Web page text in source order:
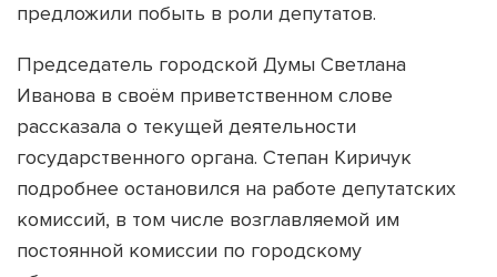
предложили побыть в роли депутатов.
Председатель городской Думы Светлана
Иванова в своём приветственном слове
рассказала о текущей деятельности
государственного органа. Степан Киричук
подробнее остановился на работе депутатских
комиссий, в том числе возглавляемой им
постоянной комиссии по городскому